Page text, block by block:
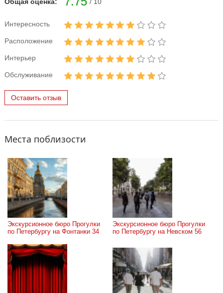
Интересность
Расположение
Интерьер
Обслуживание
Оставить отзыв
Места поблизости
Экскурсионное бюро Прогулки
по Петербургу на Фонтанки 34
Экскурсионное бюро Прогулки
по Петербургу на Невском 56